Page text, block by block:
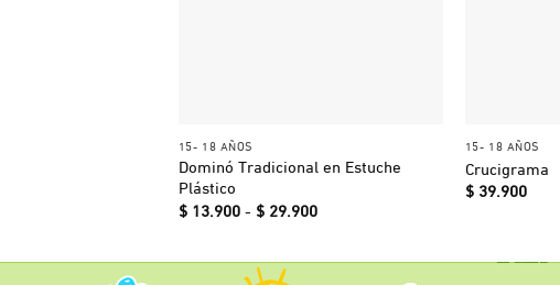
15- 18 AÑOS
Dominó Tradicional en Estuche
Plástico
$13.900- $29.900Rango
de
desde
15- 18 AÑOS
Crucigrama
$39.900